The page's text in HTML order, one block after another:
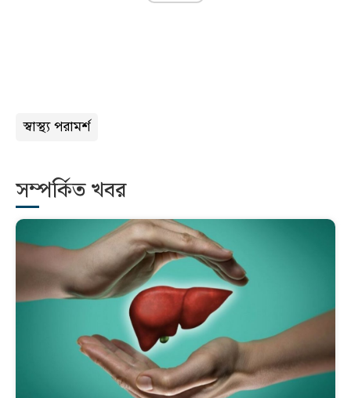
স্বাস্থ্য পরামর্শ
সম্পর্কিত খবর